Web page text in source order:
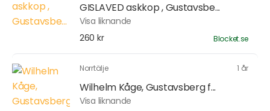
GISLAVED askkop , Gustavsbe...
Visa liknande
260 kr
Blocket.se
Norrtälje 1 år
Wilhelm Kåge, Gustavsberg f...
Visa liknande